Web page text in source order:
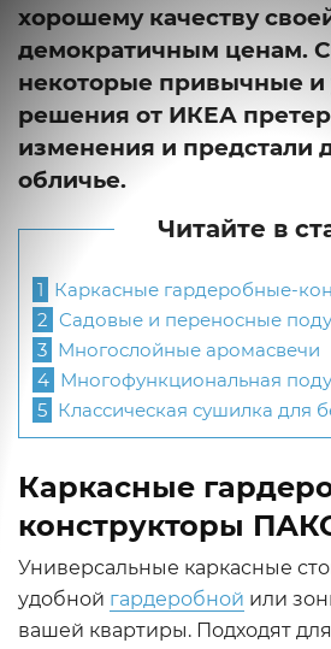
хорошему качеству
демократичным ценам.
некоторые привычные и
решения от ИКЕА
изменения и предстали
обличье.
Читайте в
1 Каркасные гардеробные-
2 Cадовые и переносные
3 Многослойные аромасвечи
4 Многофункциональная
5 Классическая сушилка для
Каркасные
конструкторы
Универсальные каркасные
удобной гардеробной или
вашей квартиры. Подходят